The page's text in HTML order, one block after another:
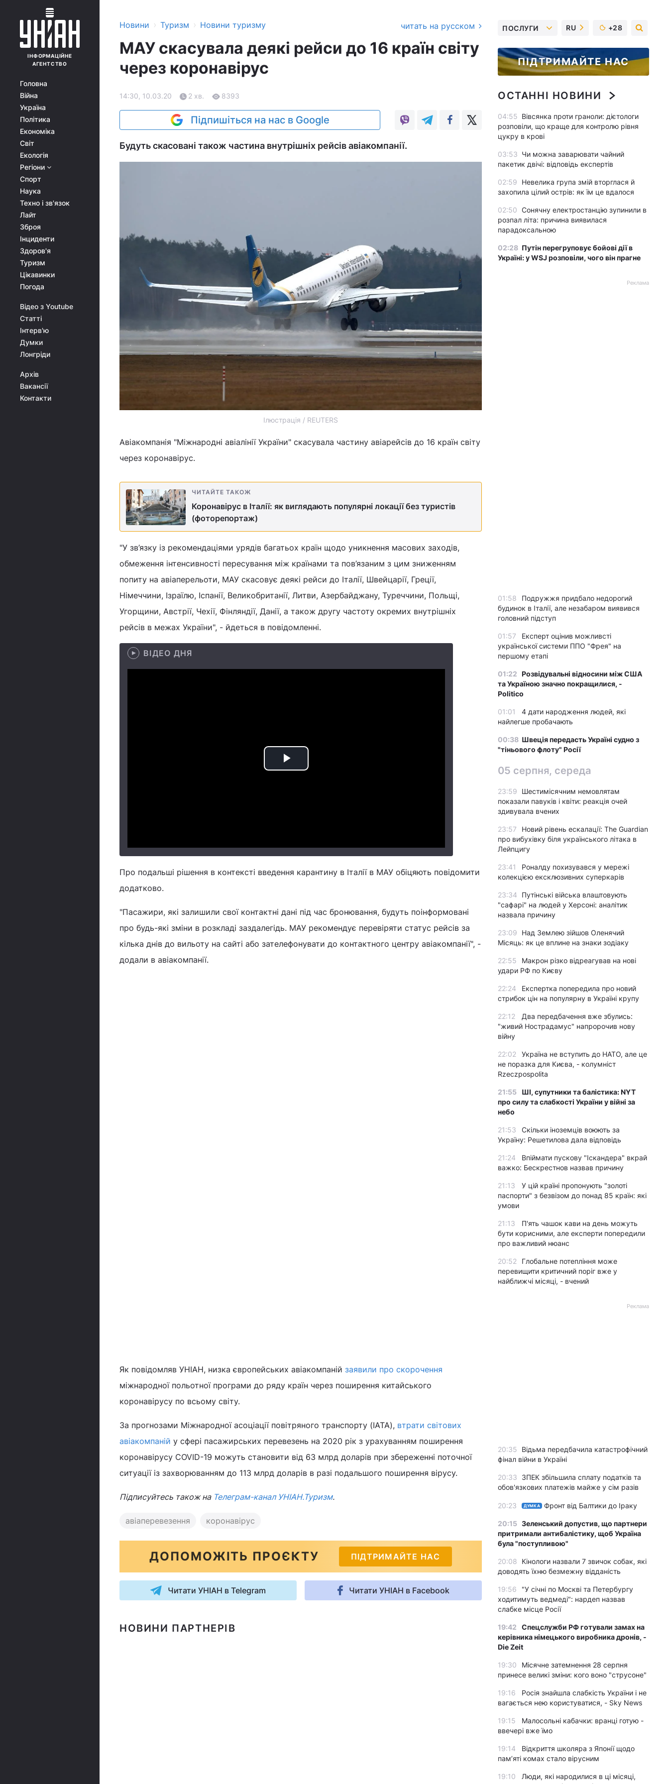
ІНФОРМАЦІЙНЕ
АГЕНТСТВО
Головна
Війна
Україна
Політика
Економіка
Світ
Екологія
Регіони
Спорт
Наука
Техно і зв'язок
Лайт
Зброя
Інциденти
Здоров'я
Туризм
Цікавинки
Погода
Відео з Youtube
Статті
Інтерв'ю
Думки
Лонгріди
Архів
Вакансії
Контакти
Новини › Туризм › Новини туризму читать на русском
МАУ скасувала деякі рейси до 16 країн світу
через коронавірус
14:30, 10.03.20 2 хв. 8393
Підпишіться на нас в Google
Будуть скасовані також частина внутрішніх рейсів авіакомпанії.
Ілюстрація / REUTERS
Авіакомпанія "Міжнародні авіалінії України" скасувала частину авіарейсів до 16 країн світу
через коронавірус.
ЧИТАЙТЕ ТАКОЖ
Коронавірус в Італії: як виглядають популярні локації без туристів
(фоторепортаж)
"У зв’язку із рекомендаціями урядів багатьох країн щодо уникнення масових заходів,
обмеження інтенсивності пересування між країнами та пов’язаним з цим зниженням
попиту на авіаперельоти, МАУ скасовує деякі рейси до Італії, Швейцарії, Греції,
Німеччини, Ізраїлю, Іспанії, Великобританії, Литви, Азербайджану, Туреччини, Польщі,
Угорщини, Австрії, Чехії, Фінляндії, Данії, а також другу частоту окремих внутрішніх
рейсів в межах України", - йдеться в повідомленні.
ВІДЕО ДНЯ
Play
Про подальші рішення в контексті введення карантину в Італії в МАУ обіцяють повідомити
додатково.
"Пасажири, які залишили свої контактні дані під час бронювання, будуть поінформовані
про будь-які зміни в розкладі заздалегідь. МАУ рекомендує перевіряти статус рейсів за
кілька днів до вильоту на сайті або зателефонувати до контактного центру авіакомпанії", -
додали в авіакомпанії.
Як повідомляв УНІАН, низка європейських авіакомпаній заявили про скорочення
міжнародної польотної програми до ряду країн через поширення китайського
коронавірусу по всьому світу.
За прогнозами Міжнародної асоціації повітряного транспорту (IATA), втрати світових
авіакомпаній у сфері пасажирських перевезень на 2020 рік з урахуванням поширення
коронавірусу COVID-19 можуть становити від 63 млрд доларів при збереженні поточної
ситуації із захворюванням до 113 млрд доларів в разі подальшого поширення вірусу.
Підписуйтесь також на Телеграм-канал УНІАН.Туризм.
авіаперевезення коронавірус
ДОПОМОЖІТЬ ПРОЄКТУ ПІДТРИМАЙТЕ НАС
Читати УНІАН в Telegram Читати УНІАН в Facebook
НОВИНИ ПАРТНЕРІВ
ПОСЛУГИ RU +28
ПІДТРИМАЙТЕ НАС
ОСТАННІ НОВИНИ
04:55 Вівсянка проти граноли: дієтологи
розповіли, що краще для контролю рівня
цукру в крові
03:53 Чи можна заварювати чайний
пакетик двічі: відповідь експертів
02:59
Невелика група змій вторглася й
захопила цілий острів: як їм це вдалося
02:50 Сонячну електростанцію зупинили в
розпал літа: причина виявилася
парадоксальною
02:28 Путін перегруповує бойові дії в
Україні: у WSJ розповіли, чого він прагне
Реклама
01:58
Подружжя придбало недорогий
будинок в Італії, але незабаром виявився
головний підступ
01:57
Експерт оцінив можливсті
української системи ППО "Фрея" на
першому етапі
01:22 Розвідувальні відносини між США
та Україною значно покращилися, -
Politico
01:01
4 дати народження людей, які
найлегше пробачають
00:38 Швеція передасть Україні судно з
"тіньового флоту" Росії
05 серпня, середа
23:59
Шестимісячним немовлятам
показали павуків і квіти: реакція очей
здивувала вчених
23:57
Новий рівень ескалації: The Guardian
про вибухівку біля українського літака в
Лейпцигу
23:41
Роналду похизувався у мережі
колекцією ексклюзивних суперкарів
23:34
Путінські війська влаштовують
"сафарі" на людей у Херсоні: аналітик
назвала причину
23:09
Над Землею зійшов Оленячий
Місяць: як це вплине на знаки зодіаку
22:55
Макрон різко відреагував на нові
удари РФ по Києву
22:24
Експертка попередила про новий
стрибок цін на популярну в Україні крупу
22:12
Два передбачення вже збулись:
"живий Нострадамус" напророчив нову
війну
22:02
Україна не вступить до НАТО, але це
не поразка для Києва, - колумніст
Rzeczpospolita
21:55
ШІ, супутники та балістика: NYT
про силу та слабкості України у війні за
небо
21:53
Скільки іноземців воюють за
Україну: Решетилова дала відповідь
21:24
Впіймати пускову "Іскандера" вкрай
важко: Бескрестнов назвав причину
21:13
У цій країні пропонують "золоті
паспорти" з безвізом до понад 85 країн: які
умови
21:13
П'ять чашок кави на день можуть
бути корисними, але експерти попередили
про важливий нюанс
20:52
Глобальне потепління може
перевищити критичний поріг вже у
найближчі місяці, - вчений
Реклама
20:35
Відьма передбачила катастрофічний
фінал війни в Україні
20:33
ЗПЕК збільшила сплату податків та
обов'язкових платежів майже у сім разів
20:23 ДУМКА Фронт від Балтики до Іраку
20:15 Зеленський допустив, що партнери
притримали антибалістику, щоб Україна
була "поступливою"
20:08
Кінологи назвали 7 звичок собак, які
доводять їхню безмежну відданість
19:56
"У січні по Москві та Петербургу
ходитимуть ведмеді": нардеп назвав
слабке місце Росії
19:42
Спецслужби РФ готували замах на
керівника німецького виробника дронів, -
Die Zeit
19:30
Місячне затемнення 28 серпня
принесе великі зміни: кого воно "струсоне"
19:16
Росія знайшла слабкість України і не
вагається нею користуватися, - Sky News
19:15
Малосольні кабачки: вранці готую -
ввечері вже їмо
19:14
Відкриття школяра з Японії щодо
пам’яті комах стало вірусним
19:10
Люди, які народилися в ці місяці,